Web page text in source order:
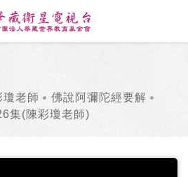
瓊老師
佛說阿彌陀經要解
集(陳彩瓊老師)